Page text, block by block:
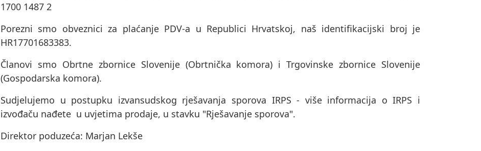
1700 1487 2
Porezni smo obveznici za plaćanje PDV-a u Republici Hrvatskoj, naš identifikacijski broj je
HR17701683383.
Članovi smo Obrtne zbornice Slovenije (Obrtnička komora) i Trgovinske zbornice Slovenije
(Gospodarska komora).
Sudjelujemo u postupku izvansudskog rješavanja sporova IRPS - više informacija o IRPS i
izvođaču nađete u uvjetima prodaje, u stavku "Rješavanje sporova".
Direktor poduzeća: Marjan Lekše